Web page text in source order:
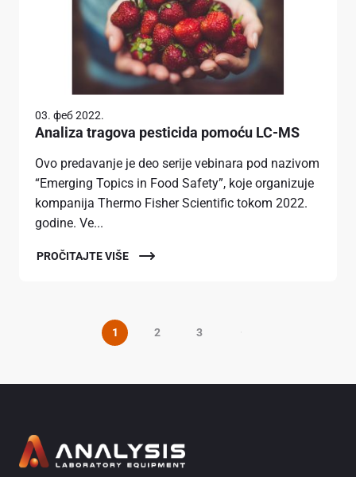
03. феб 2022.
Analiza tragova pesticida pomoću LC-MS
Ovo predavanje je deo serije vebinara pod nazivom
“Emerging Topics in Food Safety”, koje organizuje
kompanija Thermo Fisher Scientific tokom 2022.
godine. Ve...
PROČITAJTE VIŠE
1 2 3